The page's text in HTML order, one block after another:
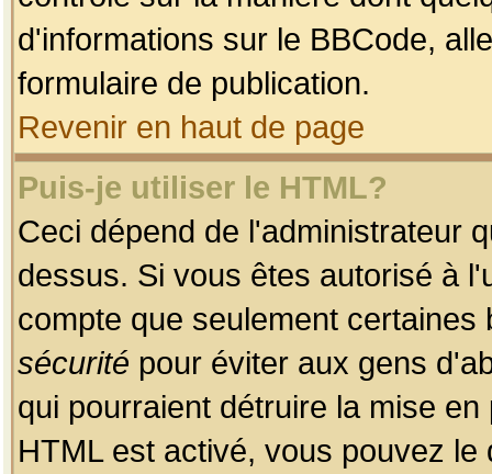
d'informations sur le BBCode,
formulaire de publication.
Revenir en haut de page
Puis-je utiliser le HTML?
Ceci dépend de l'administrateur
dessus. Si vous êtes autorisé à
compte que seulement
sécurité pour éviter aux gens
qui pourraient détruire la mise
HTML est activé, vous pouvez